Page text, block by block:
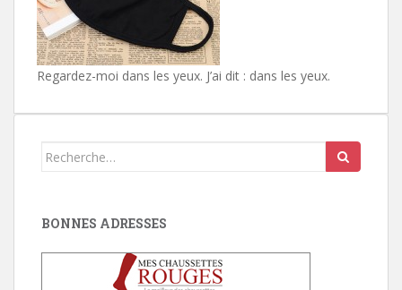
Regardez-moi dans les yeux. J’ai dit : dans les yeux.
Search
BONNES ADRESSES